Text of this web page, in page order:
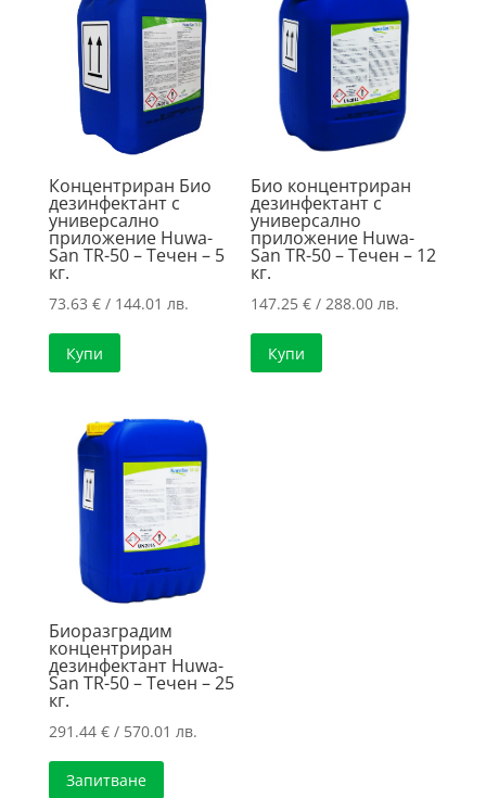
Концентриран Био
дезинфектант с
универсално
приложение Huwa-
San TR-50 – Течен – 5
кг.
73.63 €/ 144.01 лв.
Купи
Био концентриран
дезинфектант с
универсално
приложение Huwa-
San TR-50 – Течен – 12
кг.
147.25€ / 288.00 лв.
Купи
Биоразградим
концентриран
дезинфектант Huwa-
San TR-50 – Течен – 25
кг.
291.44 €/ 570.01 лв.
Запитване